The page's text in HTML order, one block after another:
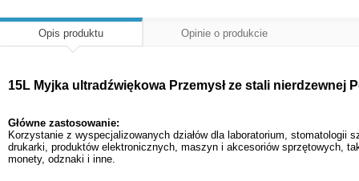
Opis produktu Opinie o produkcie
15L Myjka ultradźwiękowa Przemysł ze stali nierdzewnej
Główne zastosowanie:
Korzystanie z wyspecjalizowanych działów dla laboratorium,
drukarki, produktów elektronicznych, maszyn i akcesoriów sprzętowych,
monety, odznaki i inne.